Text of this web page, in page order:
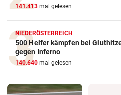
141.413 mal gelesen
NIEDERÖSTERREICH
500 Helfer kämpfen bei
gegen Inferno
140.640 mal gelesen